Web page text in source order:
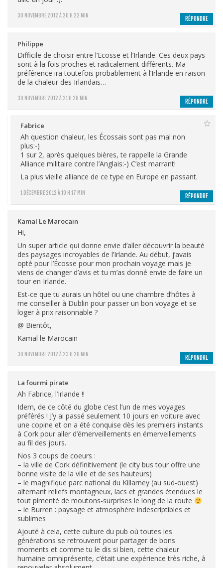
30 NOVEMBRE 2012 À 20 H 22 MIN RÉPONDRE
Philippe
30 NOVEMBRE 2012 À 21 H 28 MIN
Difficile de choisir entre l’Ecosse et l’Irlande. Ces deux pays
sont à la fois proches et radicalement différents. Ma
préférence ira toutefois probablement à l’Irlande en raison
de la chaleur des Irlandais…
RÉPONDRE
Fabrice
1 DÉCEMBRE 2012 À 19 H 17 MIN
Ah question chaleur, les Écossais sont pas mal non
plus:-)
1 sur 2, après quelques bières, te rappelle la Grande
Alliance militaire contre l’Anglais:-) C’est marrant!
La plus vieille alliance de ce type en Europe en passant.
RÉPONDRE
Kamal Le Marocain
30 NOVEMBRE 2012 À 23 H 20 MIN
Hi,
Un super article qui donne envie d’aller découvrir la beauté
des paysages incroyables de l’Irlande. Au début, j’avais
opté pour l’Écosse pour mon prochain voyage mais je
viens de changer d’avis et tu m’as donné envie de faire un
tour en Irlande.
Est-ce que tu aurais un hôtel ou une chambre d’hôtes à
me conseiller à Dublin pour passer un bon voyage et se
loger à prix raisonnable ?
@ Bientôt,
Kamal le Marocain
RÉPONDRE
La fourmi pirate
Ah Fabrice, l’Irlande !!
Idem, de ce côté du globe c’est l’un de mes voyages
préférés ! J’y ai passé seulement 10 jours en voiture avec
une copine et on a été conquise dès les premiers instants
à Cork pour aller d’émerveillements en émerveillements
au fil des jours.
Nos 3 coups de coeurs :
– la ville de Cork définitivement (le city bus tour offre une
bonne visite de la ville et de ses hauteurs)
– le magnifique parc national du Killarney (au sud-ouest)
alternant reliefs montagneux, lacs et grandes étendues le
tout pimenté de moutons-surprises le long de la route
– le Burren : paysage et atmosphère indescriptibles et
sublimes
Ajouté à cela, cette culture du pub où toutes les
générations se retrouvent pour partager de bons
moments et comme tu le dis si bien, cette chaleur
humaine omniprésente, c’était une expérience très riche, à